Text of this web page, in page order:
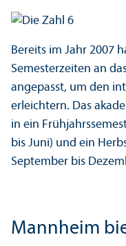
Bereits im Jahr 2007
Semesterzeiten an
angepasst, um den
erleichtern. Das
in ein
bis Juni) und ein
September bis
Mannheim